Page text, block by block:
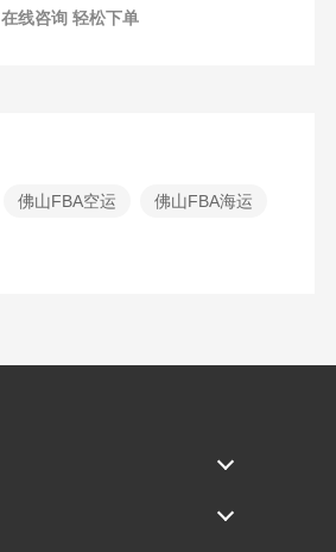
在线咨询 轻松下单
佛山FBA空运 佛山FBA海运